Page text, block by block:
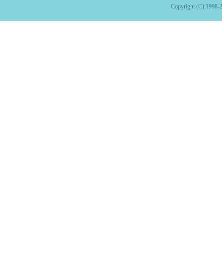
Copyright (C) 1998-